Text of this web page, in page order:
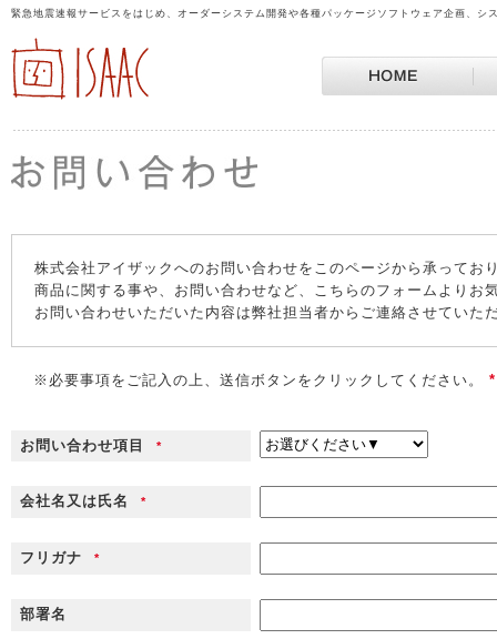
緊急地震速報サービスをはじめ、オーダーシステム開発や各種パッケージソフトウェア企画、
株式会社アイザックへのお問い合わせをこのページから承ってお
商品に関する事や、お問い合わせなど、こちらのフォームよりお
お問い合わせいただいた内容は弊社担当者からご連絡させていた
※必要事項をご記入の上、送信ボタンをクリックしてください。 *
お問い合わせ項目 *
会社名又は氏名 *
フリガナ *
部署名